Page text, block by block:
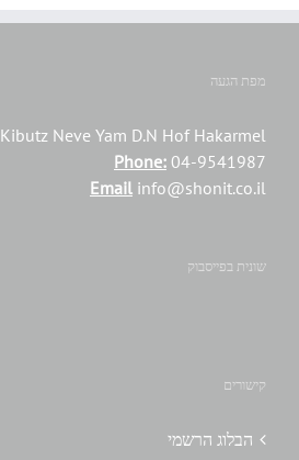
מפת הגעה
Kibutz Neve Yam D.N Hof Hakarmel
Phone: 04-9541987
Email info@shonit.co.il
שונית בפייסבוק
קישורים
הבלוג הרשמי